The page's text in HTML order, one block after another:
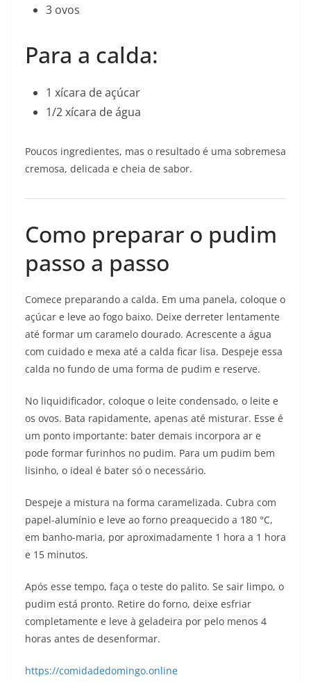
3 ovos
Para a calda:
1 xícara de açúcar
1/2 xícara de água
Poucos ingredientes, mas o resultado é uma sobremesa
cremosa, delicada e cheia de sabor.
Como preparar o pudim
passo a passo
Comece preparando a calda. Em uma panela, coloque o
açúcar e leve ao fogo baixo. Deixe derreter lentamente
até formar um caramelo dourado. Acrescente a água
com cuidado e mexa até a calda ficar lisa. Despeje essa
calda no fundo de uma forma de pudim e reserve.
No liquidificador, coloque o leite condensado, o leite e
os ovos. Bata rapidamente, apenas até misturar. Esse é
um ponto importante: bater demais incorpora ar e
pode formar furinhos no pudim. Para um pudim bem
lisinho, o ideal é bater só o necessário.
Despeje a mistura na forma caramelizada. Cubra com
papel-alumínio e leve ao forno preaquecido a 180 °C,
em banho-maria, por aproximadamente 1 hora a 1 hora
e 15 minutos.
Após esse tempo, faça o teste do palito. Se sair limpo, o
pudim está pronto. Retire do forno, deixe esfriar
completamente e leve à geladeira por pelo menos 4
horas antes de desenformar.
https://comidadedomingo.online